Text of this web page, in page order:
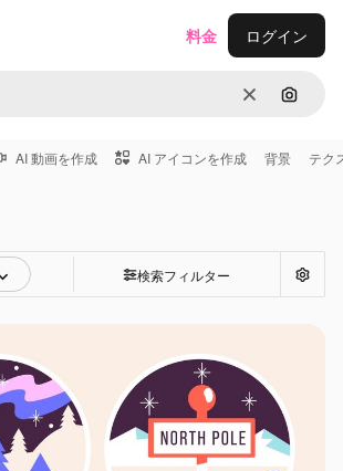
消去 画像で
料金 ログイン
AI 動画を作成 AI アイコンを作成 背景 テク
検索フィルター